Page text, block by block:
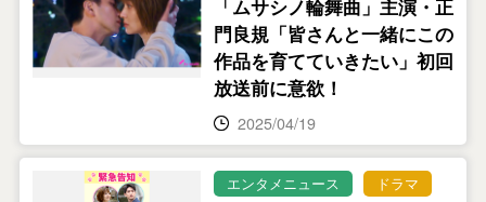
「ムサシノ輪舞曲」主演・正
門良規「皆さんと一緒にこの
作品を育てていきたい」初回
放送前に意欲！
2025/04/19
エンタメニュース ドラマ